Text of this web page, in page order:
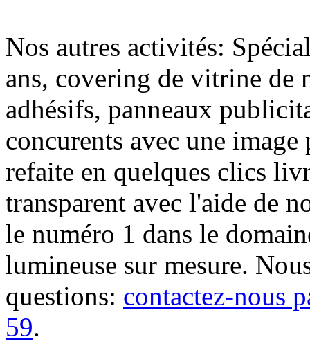
Nos autres activités:
ans, covering de vitrine de
adhésifs, panneaux
concurents avec une
refaite en quelques clics
transparent avec l'aide de
le numéro 1 dans le
lumineuse sur mesure.
questions: contactez-nous
59.